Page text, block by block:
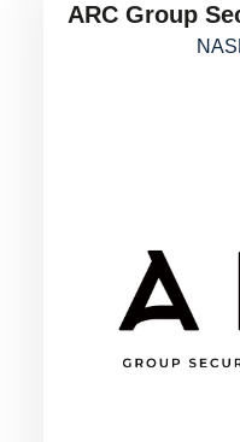
ARC Group